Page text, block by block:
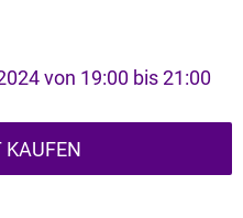
von 19:00 bis 21:00
KAUFEN